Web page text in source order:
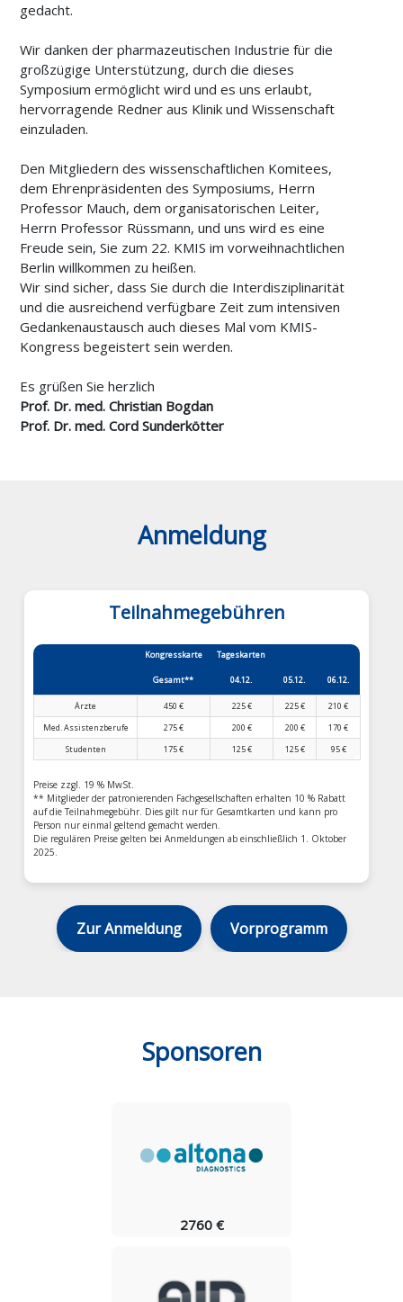
gedacht.
Wir danken der pharmazeutischen Industrie für die
großzügige Unterstützung, durch die dieses
Symposium ermöglicht wird und es uns erlaubt,
hervorragende Redner aus Klinik und Wissenschaft
einzuladen.
Den Mitgliedern des wissenschaftlichen Komitees,
dem Ehrenpräsidenten des Symposiums, Herrn
Professor Mauch, dem organisatorischen Leiter,
Herrn Professor Rüssmann, und uns wird es eine
Freude sein, Sie zum 22. KMIS im vorweihnachtlichen
Berlin willkommen zu heißen.
Wir sind sicher, dass Sie durch die Interdisziplinarität
und die ausreichend verfügbare Zeit zum intensiven
Gedankenaustausch auch dieses Mal vom KMIS-
Kongress begeistert sein werden.
Es grüßen Sie herzlich
Prof. Dr. med. Christian Bogdan
Prof. Dr. med. Cord Sunderkötter
Anmeldung
Teilnahmegebühren
Kongresskarte Tageskarten
Gesamt** 04.12. 05.12. 06.12.
Ärzte 450 € 225 € 225 €
210 €
Med. Assistenz­berufe
275 € 200 € 200 €
170 €
Studenten
175 € 125 € 125 € 95 €
Preise zzgl. 19 % MwSt.
** Mitglieder der patronierenden Fachgesellschaften erhalten 10 % Rabatt
auf die Teilnahmegebühr. Dies gilt nur für Gesamtkarten und kann pro
Person nur einmal geltend gemacht werden.
Die regulären Preise gelten bei Anmeldungen ab einschließlich 1. Oktober
2025.
Zur Anmeldung Vorprogramm
Sponsoren
2760 €